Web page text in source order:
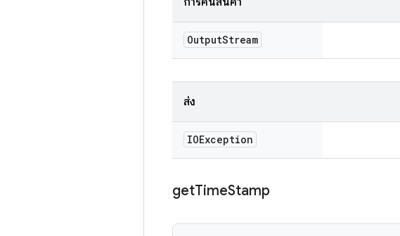
OutputStream
ส่ง
IOException
getTimeStamp